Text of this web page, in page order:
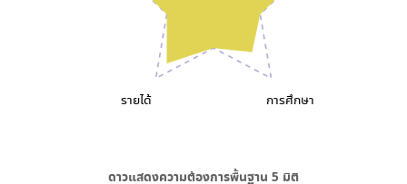
การศึกษา
รายได้
ดาวแสดงความต้องการพื้นฐาน 5 มิติ